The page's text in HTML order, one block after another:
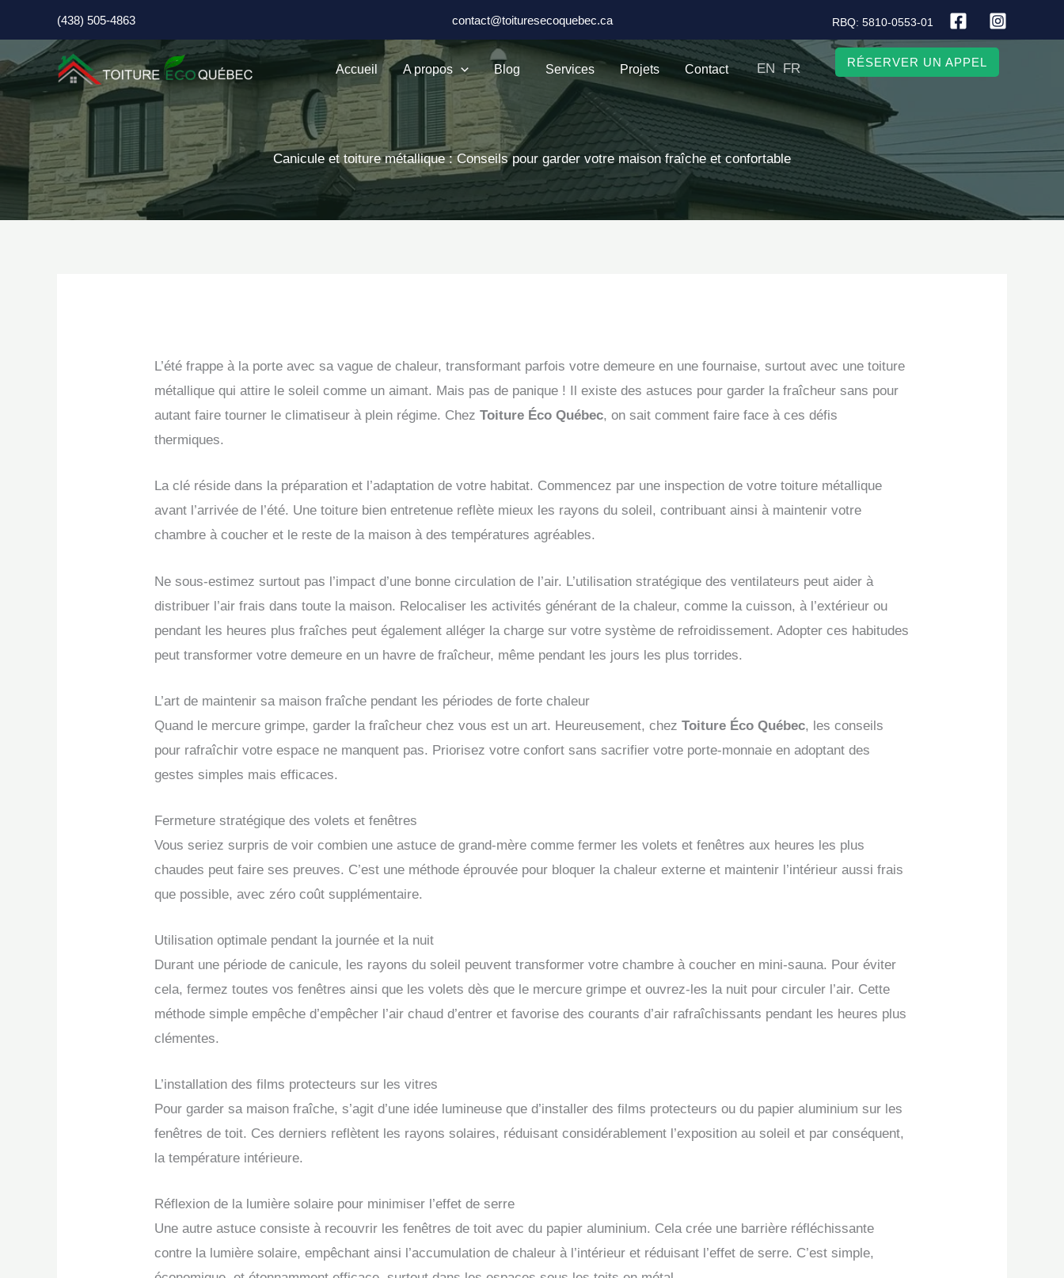
au
contenu
(438) 505-4863 contact@toituresecoquebec.ca RBQ: 5810-0553-01
Accueil A propos Blog Services Projets Contact EN FR RÉSERVER UN APPEL
Canicule et toiture métallique : Conseils pour garder votre maison fraîche et confortable
L’été frappe à la porte avec sa vague de chaleur, transformant parfois votre demeure en une fournaise, surtout avec une toiture
métallique qui attire le soleil comme un aimant. Mais pas de panique ! Il existe des astuces pour garder la fraîcheur sans pour
autant faire tourner le climatiseur à plein régime. ChezToiture Éco Québec, on sait comment faire face à ces défis
thermiques.
La clé réside dans la préparation et l’adaptation de votre habitat. Commencez par une inspection de votre toiture métallique
avant l’arrivée de l’été. Une toiture bien entretenue reflète mieux les rayons du soleil, contribuant ainsi à maintenir votre
chambre à coucher et le reste de la maison à des températures agréables.
Ne sous-estimez surtout pas l’impact d’une bonne circulation de l’air. L’utilisation stratégique des ventilateurs peut aider à
distribuer l’air frais dans toute la maison. Relocaliser les activités générant de la chaleur, comme la cuisson, à l’extérieur ou
pendant les heures plus fraîches peut également alléger la charge sur votre système de refroidissement. Adopter ces habitudes
peut transformer votre demeure en un havre de fraîcheur, même pendant les jours les plus torrides.
L’art de maintenir sa maison fraîche pendant les périodes de forte chaleur
Quand le mercure grimpe, garder la fraîcheur chez vous est un art. Heureusement, chezToiture Éco Québec, les conseils
pour rafraîchir votre espace ne manquent pas. Priorisez votre confort sans sacrifier votre porte-monnaie en adoptant des
gestes simples mais efficaces.
Fermeture stratégique des volets et fenêtres
Vous seriez surpris de voir combien une astuce de grand-mère comme fermer les volets et fenêtres aux heures les plus
chaudes peut faire ses preuves. C’est une méthode éprouvée pour bloquer la chaleur externe et maintenir l’intérieur aussi frais
que possible, avec zéro coût supplémentaire.
Utilisation optimale pendant la journée et la nuit
Durant une période de canicule, les rayons du soleil peuvent transformer votre chambre à coucher en mini-sauna. Pour éviter
cela, fermez toutes vos fenêtres ainsi que les volets dès que le mercure grimpe et ouvrez-les la nuit pour circuler l’air. Cette
méthode simple empêche d’empêcher l’air chaud d’entrer et favorise des courants d’air rafraîchissants pendant les heures plus
clémentes.
L’installation des films protecteurs sur les vitres
Pour garder sa maison fraîche, s’agit d’une idée lumineuse que d’installer des films protecteurs ou du papier aluminium sur les
fenêtres de toit. Ces derniers reflètent les rayons solaires, réduisant considérablement l’exposition au soleil et par conséquent,
la température intérieure.
Réflexion de la lumière solaire pour minimiser l’effet de serre
Une autre astuce consiste à recouvrir les fenêtres de toit avec du papier aluminium. Cela crée une barrière réfléchissante
contre la lumière solaire, empêchant ainsi l’accumulation de chaleur à l’intérieur et réduisant l’effet de serre. C’est simple,